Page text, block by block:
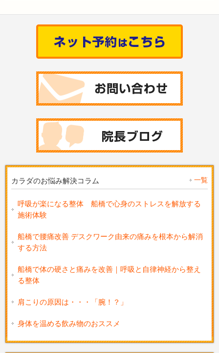
カラダのお悩み解決コラム 一覧
呼吸が楽になる整体 船橋で心身のストレスを解放する
施術体験
船橋で腰痛改善 デスクワーク由来の痛みを根本から解消
する方法
船橋で体の硬さと痛みを改善｜呼吸と自律神経から整え
る整体
肩こりの原因は・・・「腕！？」
身体を温める飲み物のおススメ